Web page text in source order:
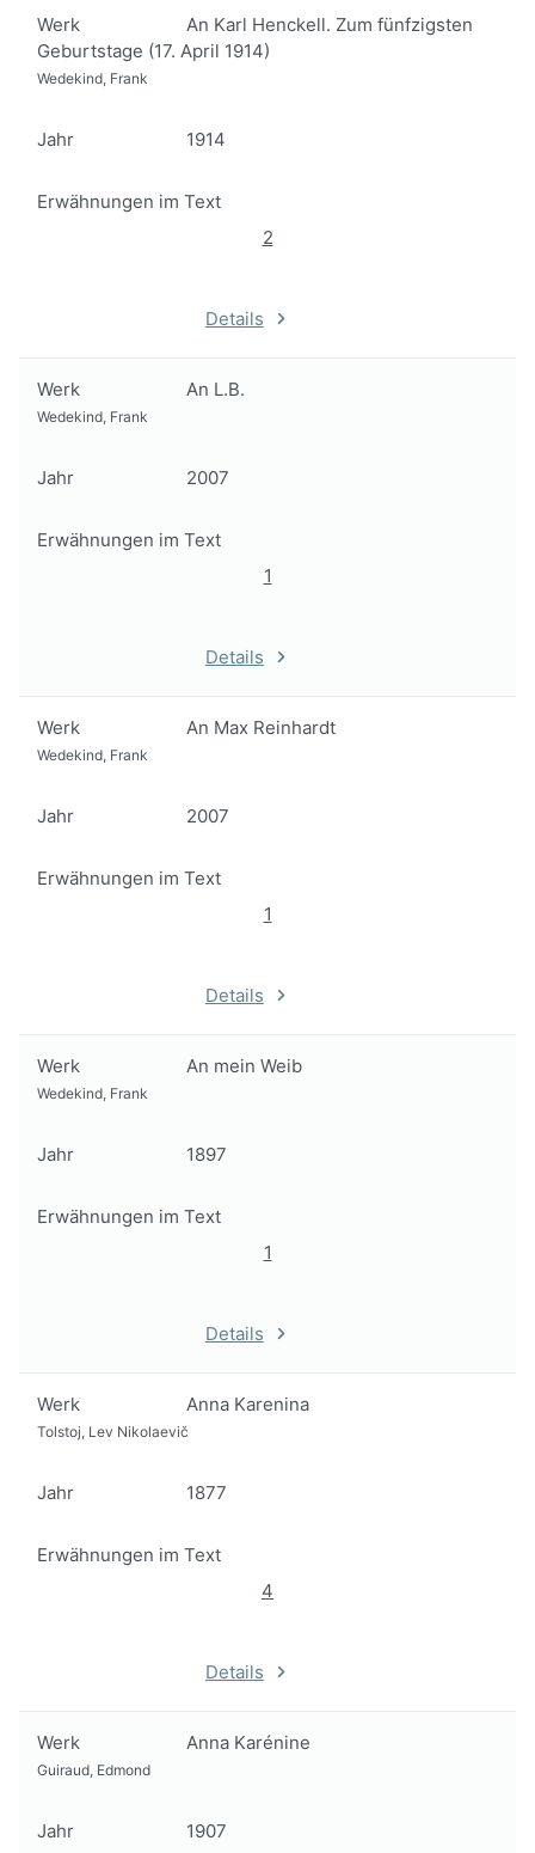
Werk
An Karl Henckell. Zum fünfzigsten
Geburtstage (17. April 1914)
Wedekind, Frank
Jahr 1914
Erwähnungen im Text
2
Details
Werk An L.B.
Wedekind, Frank
Jahr 2007
Erwähnungen im Text
1
Details
Werk An Max Reinhardt
Wedekind, Frank
Jahr 2007
Erwähnungen im Text
1
Details
Werk An mein Weib
Wedekind, Frank
Jahr 1897
Erwähnungen im Text
1
Details
Werk Anna Karenina
Tolstoj, Lev Nikolaevič
Jahr 1877
Erwähnungen im Text
4
Details
Werk Anna Karénine
Guiraud, Edmond
Jahr 1907